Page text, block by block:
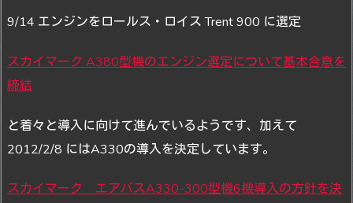
9/14 エンジンをロールス・ロイス Trent 900 に選定
スカイマーク A380型機のエンジン選定について基本合意を
締結
と着々と導入に向けて進んでいるようです、加えて
2012/2/8 にはA330の導入を決定しています。
スカイマーク エアバスA330-300型機6機導入の方針を決